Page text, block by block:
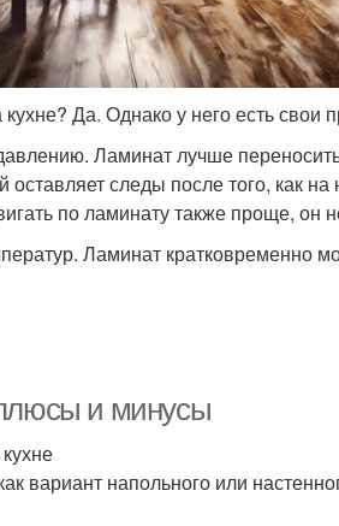
Да. Однако у него есть свои
Ламинат лучше
следы после того, как
по ламинату также проще, он
Ламинат кратковременно
и минусы
вариант напольного или